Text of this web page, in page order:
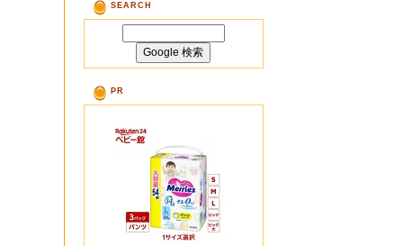
SEARCH
PR